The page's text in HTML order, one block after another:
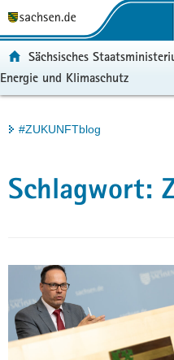
t
a
l
r
g
n
d
e
u
p
t
a
l
e
r
v
Portalübergreifende
Sächsisches
Energie und Klimaschutz
Hauptinhalt
#ZUKUNFTblog
Schlagwort: